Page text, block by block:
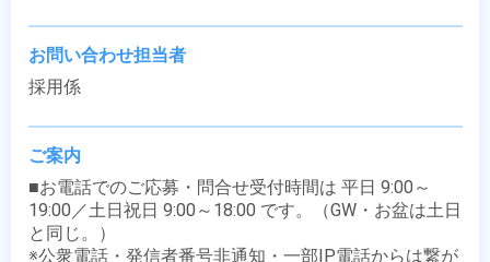
お問い合わせ担当者
採用係
ご案内
■お電話でのご応募・問合せ受付時間は 平日 9:00～
19:00／土日祝日 9:00～18:00 です。（GW・お盆は土日
と同じ。）
※公衆電話・発信者番号非通知・一部IP電話からは繋が